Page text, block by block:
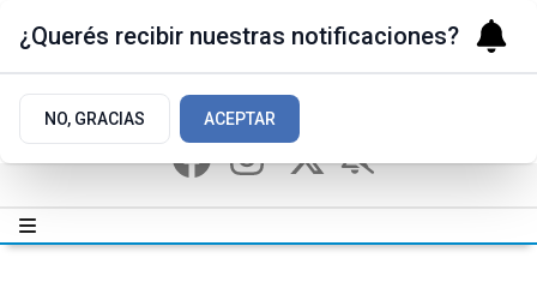
¿Querés recibir nuestras notificaciones?
NO, GRACIAS ACEPTAR